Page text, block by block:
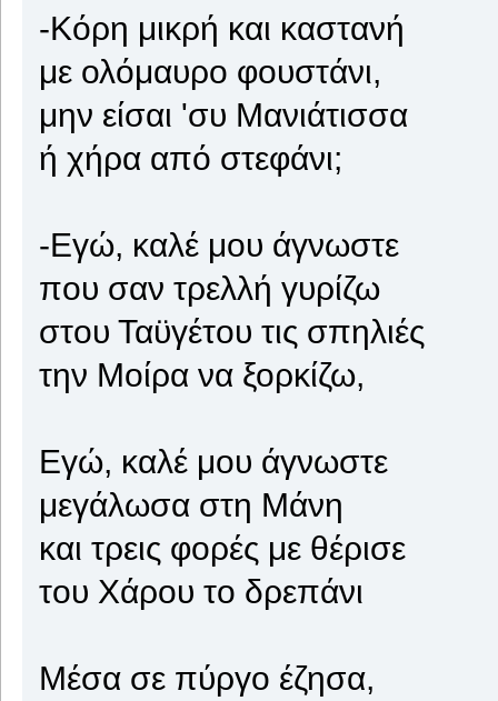
-Κόρη μικρή και καστανή
με ολόμαυρο φουστάνι,
μην είσαι 'συ Μανιάτισσα
ή χήρα από στεφάνι;
-Εγώ, καλέ μου άγνωστε
που σαν τρελλή γυρίζω
στου Ταϋγέτου τις σπηλιές
την Μοίρα να ξορκίζω,
Εγώ, καλέ μου άγνωστε
μεγάλωσα στη Μάνη
και τρεις φορές με θέρισε
του Χάρου το δρεπάνι
Μέσα σε πύργο έζησα,